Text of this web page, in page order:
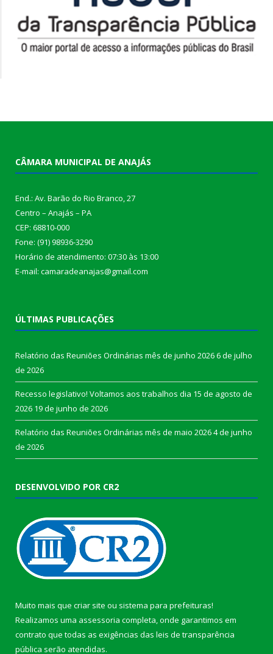
CÂMARA MUNICIPAL DE ANAJÁS
End.: Av. Barão do Rio Branco, 27
Centro – Anajás – PA
CEP: 68810-000
Fone: (91) 98936-3290
Horário de atendimento: 07:30 às 13:00
E-mail: camaradeanajas@gmail.com
ÚLTIMAS PUBLICAÇÕES
Relatório das Reuniões Ordinárias mês de junho 20266 de julho
de 2026
Recesso legislativo! Voltamos aos trabalhos dia 15 de agosto de
2026 19 de junho de 2026
Relatório das Reuniões Ordinárias mês de maio 20264 de junho
de 2026
DESENVOLVIDO POR CR2
Muito mais que criar site ou sistema para prefeituras!
Realizamos uma assessoria completa, onde garantimos em
contrato que todas as exigências das leis de transparência
pública serão atendidas.